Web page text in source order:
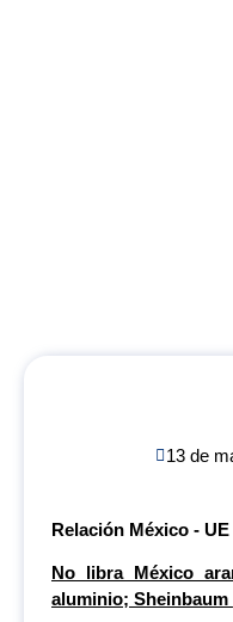
13 de
Relación México - UE
No libra México
aluminio; Sheinbaum